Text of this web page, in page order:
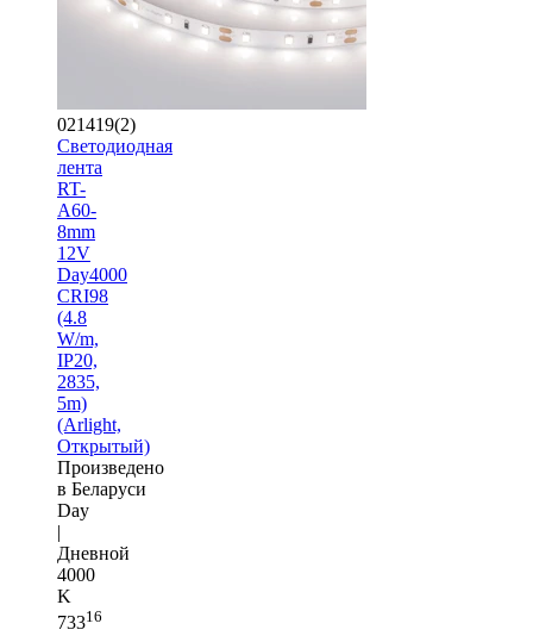
021419(2)
Светодиодная
лента
RT-
A60-
8mm
12V
Day4000
CRI98
(4.8
W/m,
IP20,
2835,
5m)
(Arlight,
Открытый)
Произведено
в Беларуси
Day
|
Дневной
4000
K
73316